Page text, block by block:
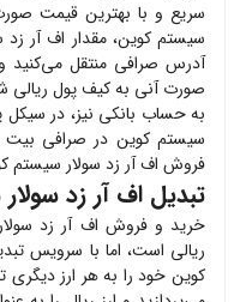
سریع و با بهترین قیمت
سیستم کوین، مقدار اف آر
آدرس صرافی منتقل می‌کنید
صورت آنی به کیف پول ریالی
به حساب بانکی نیز، در
سیستم کوین در صرافی بیت
فروش اف آر زد سولار سیستم
تبدیل اف آر زد
خرید و فروش اف آر زد
ریالی است، اما با سرویس
کوین خود را به هر ارز دیگری